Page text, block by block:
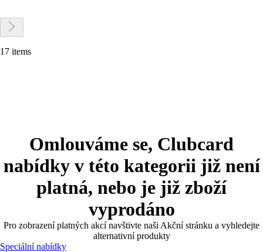
17 items
Omlouváme se, Clubcard
nabídky v této kategorii již není
platná, nebo je již zboží
vyprodáno
Pro zobrazení platných akcí navštivte naši Akční stránku a vyhledejte
alternativní produkty
Speciální nabídky